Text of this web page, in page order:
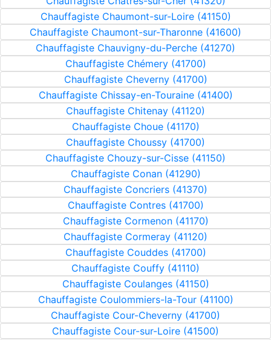
Chauffagiste Chaumont-sur-Loire (41150)
Chauffagiste Chaumont-sur-Tharonne (41600)
Chauffagiste Chauvigny-du-Perche (41270)
Chauffagiste Chémery (41700)
Chauffagiste Cheverny (41700)
Chauffagiste Chissay-en-Touraine (41400)
Chauffagiste Chitenay (41120)
Chauffagiste Choue (41170)
Chauffagiste Choussy (41700)
Chauffagiste Chouzy-sur-Cisse (41150)
Chauffagiste Conan (41290)
Chauffagiste Concriers (41370)
Chauffagiste Contres (41700)
Chauffagiste Cormenon (41170)
Chauffagiste Cormeray (41120)
Chauffagiste Couddes (41700)
Chauffagiste Couffy (41110)
Chauffagiste Coulanges (41150)
Chauffagiste Coulommiers-la-Tour (41100)
Chauffagiste Cour-Cheverny (41700)
Chauffagiste Cour-sur-Loire (41500)